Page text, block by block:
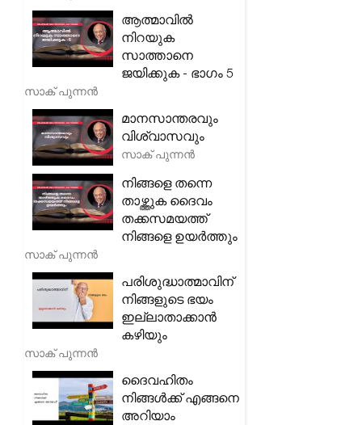
ആത്മാവിൽ
നിറയുക
സാത്താനെ
ജയിക്കുക - ഭാഗം 5
സാക് പുന്നൻ
മാനസാന്തരവും
വിശ്വാസവും
സാക് പുന്നൻ
നിങ്ങളെ തന്നെ
താഴ്ത്തുക ദൈവം
തക്കസമയത്ത്
നിങ്ങളെ ഉയർത്തും
സാക് പുന്നൻ
പരിശുദ്ധാത്മാവിന്
നിങ്ങളുടെ ഭയം
ഇല്ലാതാക്കാൻ
കഴിയും
സാക് പുന്നൻ
ദൈവഹിതം
നിങ്ങൾക്ക് എങ്ങനെ
അറിയാം